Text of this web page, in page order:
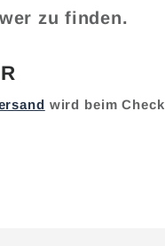
zu finden.
wird beim